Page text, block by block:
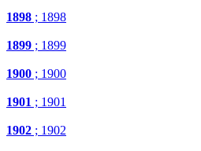
1898 ; 1898
1899 ; 1899
1900 ; 1900
1901 ; 1901
1902 ; 1902